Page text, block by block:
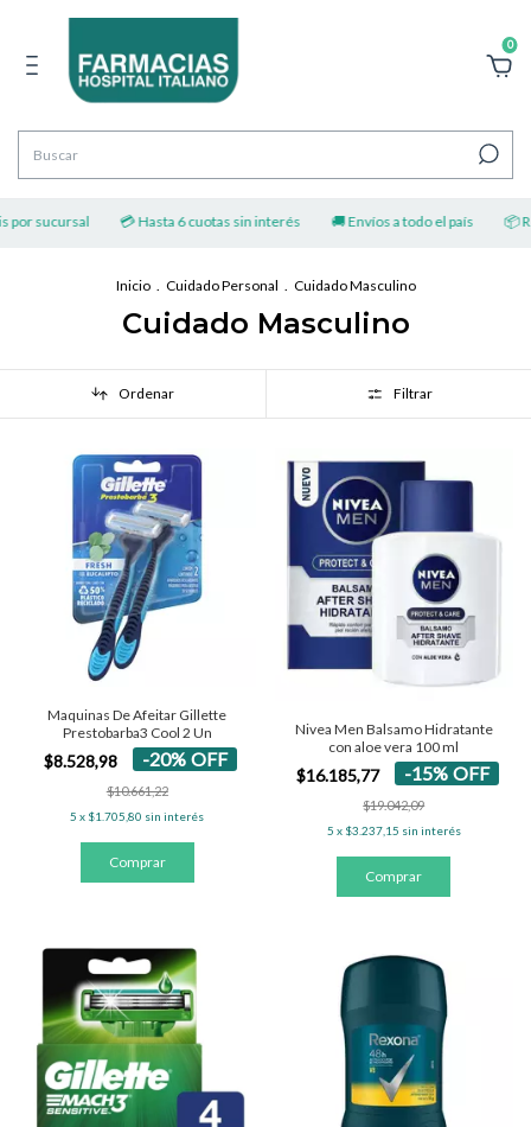
0
sucursal 💳 Hasta 6 cuotas sin interés 🚚 Envíos a todo el país 📦
Inicio . Cuidado Personal . Cuidado Masculino
Cuidado Masculino
Ordenar Filtrar
Maquinas De Afeitar Gillette
Prestobarba3 Cool 2 Un
$8.528,98 -20%OFF
$10.661,22
5 x $1.705,80 sin interés
Nivea Men Balsamo Hidratante
con aloe vera 100 ml
$16.185,77 -15% OFF
$19.042,09
5 x $3.237,15 sin interés